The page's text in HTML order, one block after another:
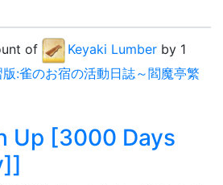
of Keyaki Lumber by 1
版:雀のお宿の活動日誌～閻魔亭繁
Up [3000 Days
]